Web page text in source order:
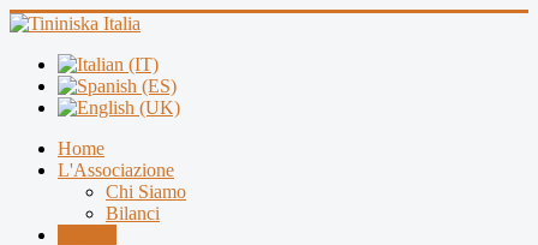
Home
L'Associazione
Chi Siamo
Bilanci